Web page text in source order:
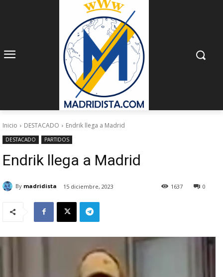
Inicio DESTACADO Endrik llega a Madrid
DESTACADO PARTIDOS
Endrik llega a Madrid
By madridista 15 diciembre, 2023 0
1637